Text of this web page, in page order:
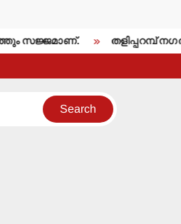
സജ്ജമാണ്. തളിപ്പറമ്പ്